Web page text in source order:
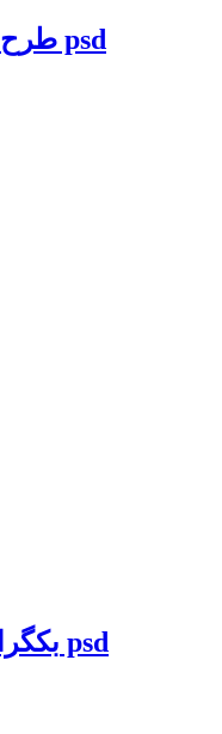
طرح بکگراند آبرنگ شاخ و برگ psd
بکگراند سه بعدی شهر پیشرفته psd